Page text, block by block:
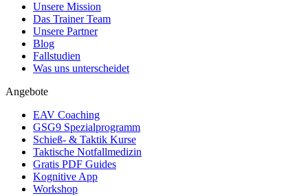
Unsere Mission
Das Trainer Team
Unsere Partner
Blog
Fallstudien
Was uns unterscheidet
Angebote
EAV Coaching
GSG9 Spezialprogramm
Schieß- & Taktik Kurse
Taktische Notfallmedizin
Gratis PDF Guides
Kognitive App
Workshop